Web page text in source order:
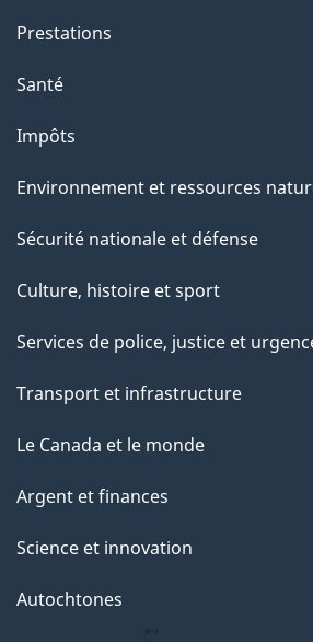
"
Prestations
Santé
Impôts
Environnement et ressources
Sécurité nationale et défense
Culture, histoire et sport
Services de police, justice et
Transport et infrastructure
Le Canada et le monde
Argent et finances
Science et innovation
Autochtones